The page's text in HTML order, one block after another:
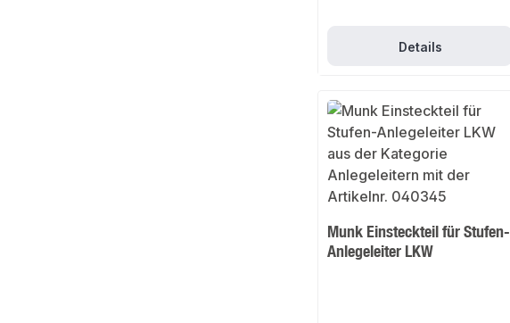
Details
Munk Einsteckteil für Stufen-
Anlegeleiter LKW